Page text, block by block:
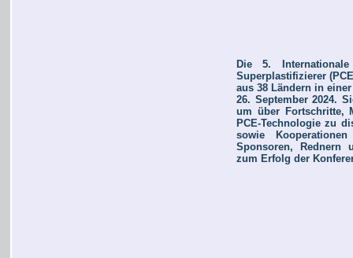
Die 5.
Superplastifizierer
aus 38 Ländern in
26. September 2024.
um über Fortschritte,
PCE-Technologie zu
sowie
Sponsoren, Rednern
zum Erfolg der